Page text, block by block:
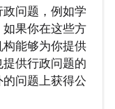
问题，例如学
果你在这些方
能够为你提供
供行政问题的
问题上获得公